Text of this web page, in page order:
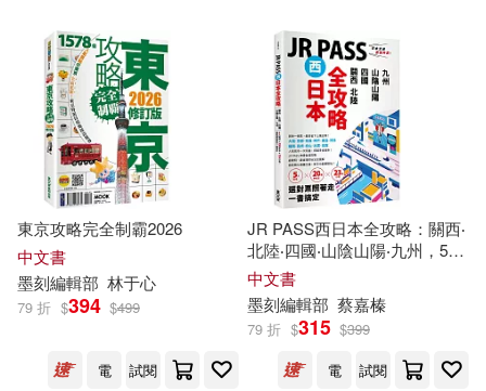
幼福編輯部(1117)
康軒編輯部(478)
漂亮家居編輯部(475)
墨刻編輯部(465)
人類文化編輯部(432)
翰林編輯部(431)
出版社 (可複選)
根華(2951) 世一(2024)
幼福(1475) 康軒(1357)
翰林(1323) 麥浩斯(852)
經史子集(727)
中國鐵道出版社(723)
東京攻略完全制霸2026
中文書
墨刻編輯部 林于心
79 折 $394 $499
電 試閱
JR PASS西日本全攻略：關西‧
北陸‧四國‧山陰山陽‧九州，5大
區域 × 20種PASS × 23條行
程，選對票照著走一書搞定
中文書
墨刻編輯部 蔡嘉榛
79 折 $315 $399
電
試閱